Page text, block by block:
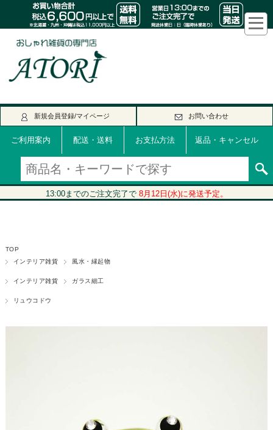
新規会員登録/マイページ お問い合わせ
ご利用案内 配送・送料 お支払方法 返品・キャンセル
TOP
インテリア雑貨
風水・縁起物
インテリア雑貨 ガラス細工
リュウコドウ